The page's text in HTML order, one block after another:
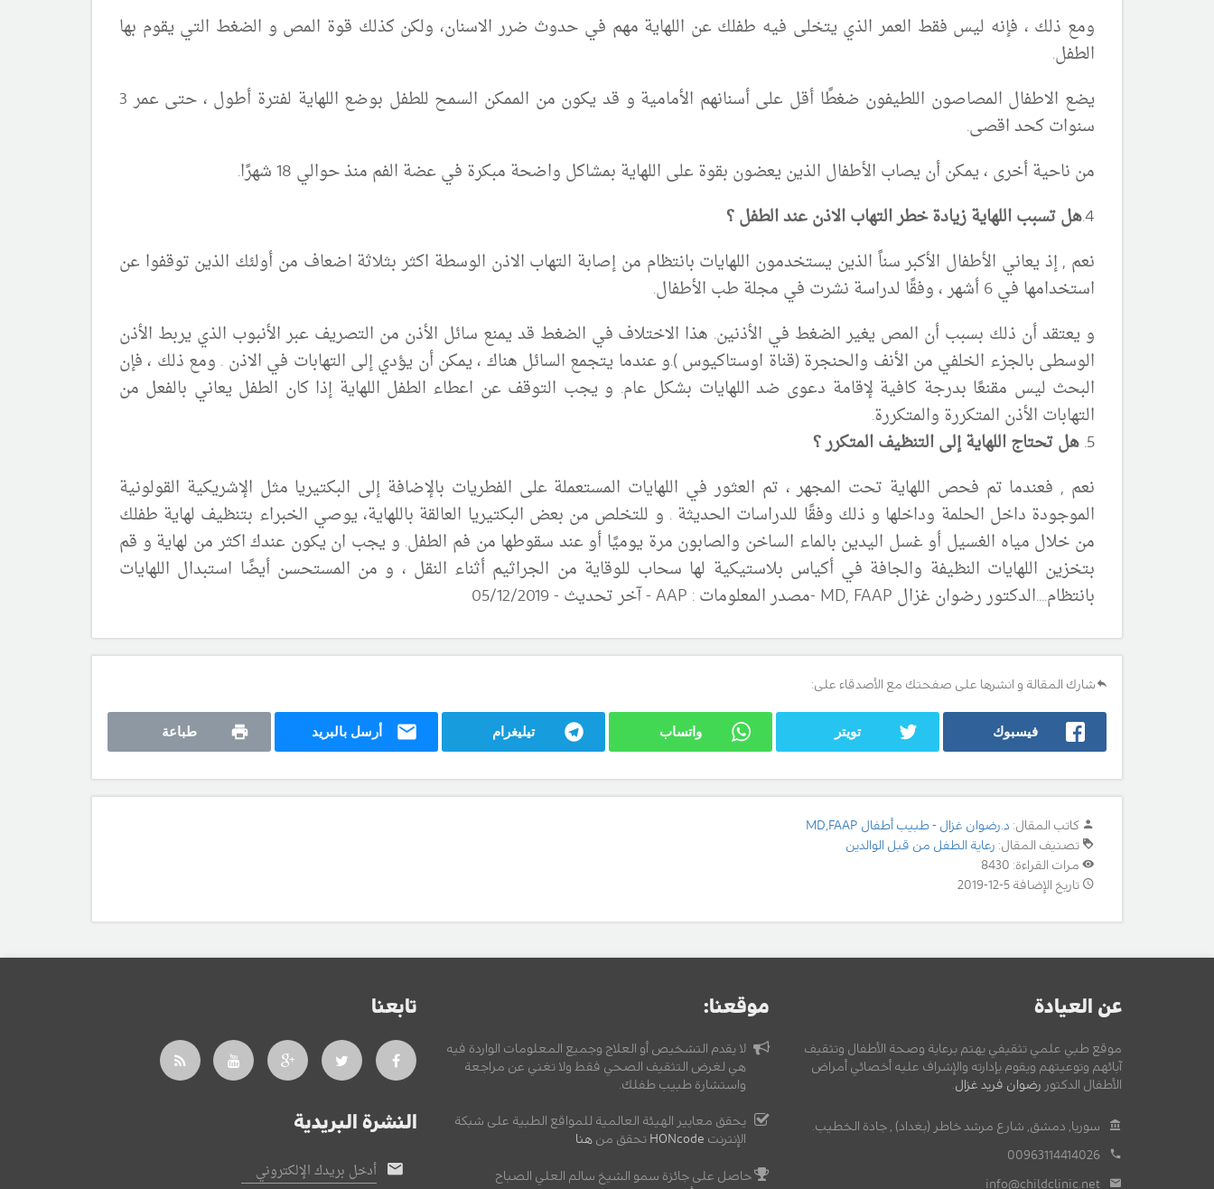
ومع ذلك ، فإنه ليس فقط العمر الذي يتخلى فيه طفلك عن اللهاية مهم في حدوث ضرر الاسنان، ولكن كذلك قوة المص و الضغط التي يقوم بها
الطفل.
يضع الاطفال المصاصون اللطيفون ضغطًا أقل على أسنانهم الأمامية و قد يكون من الممكن السمح للطفل بوضع اللهاية لفترة أطول ، حتى عمر 3
سنوات كحد اقصى.
من ناحية أخرى ، يمكن أن يصاب الأطفال الذين يعضون بقوة على اللهاية بمشاكل واضحة مبكرة في عضة الفم منذ حوالي 18 شهرًا.
4.هل تسبب اللهاية زيادة خطر التهاب الاذن عند الطفل ؟
نعم , إذ يعاني الأطفال الأكبر سناً الذين يستخدمون اللهايات بانتظام من إصابة التهاب الاذن الوسطة اكثر بثلاثة اضعاف من أولئك الذين توقفوا عن
استخدامها في 6 أشهر ، وفقًا لدراسة نشرت في مجلة طب الأطفال.
و يعتقد أن ذلك بسبب أن المص يغير الضغط في الأذنين. هذا الاختلاف في الضغط قد يمنع سائل الأذن من التصريف عبر الأنبوب الذي يربط الأذن
الوسطى بالجزء الخلفي من الأنف والحنجرة (قناة اوستاكيوس ).و عندما يتجمع السائل هناك ، يمكن أن يؤدي إلى التهابات في الاذن . ومع ذلك ، فإن
البحث ليس مقنعًا بدرجة كافية لإقامة دعوى ضد اللهايات بشكل عام. و يجب التوقف عن اعطاء الطفل اللهاية إذا كان الطفل يعاني بالفعل من
التهابات الأذن المتكررة والمتكررة.
5. هل تحتاج اللهاية إلى التنظيف المتكرر ؟
نعم , فعندما تم فحص اللهاية تحت المجهر ، تم العثور في اللهايات المستعملة على الفطريات بالإضافة إلى البكتيريا مثل الإشريكية القولونية
الموجودة داخل الحلمة وداخلها و ذلك وفقًا للدراسات الحديثة . و للتخلص من بعض البكتيريا العالقة باللهاية، يوصي الخبراء بتنظيف لهاية طفلك
من خلال مياه الغسيل أو غسل اليدين بالماء الساخن والصابون مرة يوميًا أو عند سقوطها من فم الطفل. و يجب ان يكون عندك اكثر من لهاية و قم
بتخزين اللهايات النظيفة والجافة في أكياس بلاستيكية لها سحاب للوقاية من الجراثيم أثناء النقل ، و من المستحسن أيضًا استبدال اللهايات
بانتظام....الدكتور رضوان غزال MD, FAAP -مصدر المعلومات : AAP
-آخر تحديث - 5/12/2019
شارك المقالة و انشرها على صفحتك مع الأصدقاء على:
فيسبوك تويتر واتساب تيليغرام أرسل بالبريد طباعة
كاتب المقال: د.رضوان غزال - طبيب أطفال MD,FAAP
تصنيف المقال: رعاية الطفل من قبل الوالدين
مرات القراءة: 8430
تاريخ الإضافة 5-12-2019
عن العيادة
موقع طبي علمي تثقيفي يهتم برعاية وصحة الأطفال وتثقيف
آبائهم وتوعيتهم ويقوم بإدارته والإشراف عليه أخصائي أمراض
الأطفال الدكتور رضوان فريد غزال.
سوريا, دمشق, شارع مرشد خاطر (بغداد) , جادة الخطيب.
00963114414026
info@childclinic.net
موقعنا:
لا يقدم التشخيص أو العلاج وجميع المعلومات الواردة فيه
هي لغرض التثقيف الصحي فقط ولا تغني عن مراجعة
واستشارة طبيب طفلك.
يحقق معايير الهيئة العالمية للمواقع الطبية على شبكة
الإنترنت HONcode تحقق من هنا
حاصل على جائزة سمو الشيخ سالم العلي الصباح
تابعنا
النشرة البريدية
أدخل بريدك الإلكتروني